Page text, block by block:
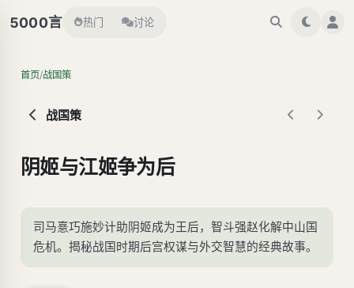
5000言 热门 讨论
首页/战国策
战国策
阴姬与江姬争为后
司马憙巧施妙计助阴姬成为王后，智斗强赵化解中山国
危机。揭秘战国时期后宫权谋与外交智慧的经典故事。